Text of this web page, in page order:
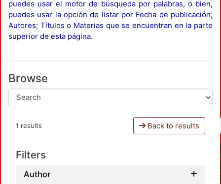
puedes usar el motor de búsqueda por palabras, o bien,
puedes usar la opción de listar por Fecha de publicación;
Autores; Títulos o Materias que se encuentran en la parte
superior de esta página.
Browse
1 results Back to results
Filters
Author